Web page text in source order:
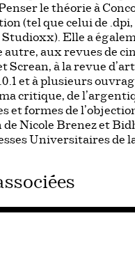
le théorie à
(tel que celui de
Elle a
aux revues de
Screan, à la revue d’art
et à plusieurs
critique, de
et formes de
Nicole Brenez et
Universitaires de
de .dpi #17 : «